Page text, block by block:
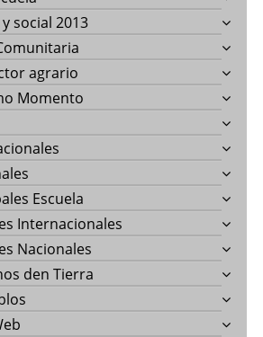
social 2013
agrario
Momento
Escuela
Internacionales
Nacionales
den Tierra